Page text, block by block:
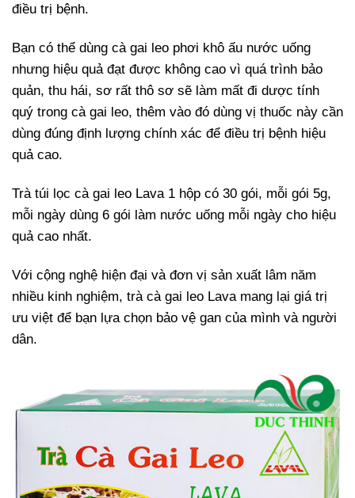
điều trị bệnh.
Bạn có thể dùng cà gai leo phơi khô ấu nước uống
nhưng hiệu quả đạt được không cao vì quá trình bảo
quản, thu hái, sơ rất thô sơ sẽ làm mất đi dược tính
quý trong cà gai leo, thêm vào đó dùng vị thuốc này cần
dùng đúng định lượng chính xác để điều trị bệnh hiệu
quả cao.
Trà túi lọc cà gai leo Lava 1 hộp có 30 gói, mỗi gói 5g,
mỗi ngày dùng 6 gói làm nước uống mỗi ngày cho hiệu
quả cao nhất.
Với cộng nghệ hiện đại và đơn vị sản xuất lâm năm
nhiều kinh nghiệm, trà cà gai leo Lava mang lại giá trị
ưu việt để bạn lựa chọn bảo vệ gan của mình và người
dân.